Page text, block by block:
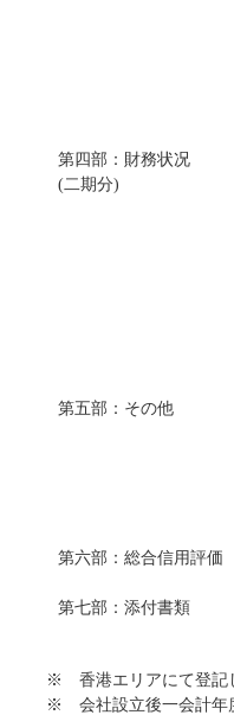
第四部：財務状况
(二期分)
第五部：その他
第六部：総合信用評価
第七部：添付書類
※ 香港エリアにて登記
※ 会社設立後一会計年